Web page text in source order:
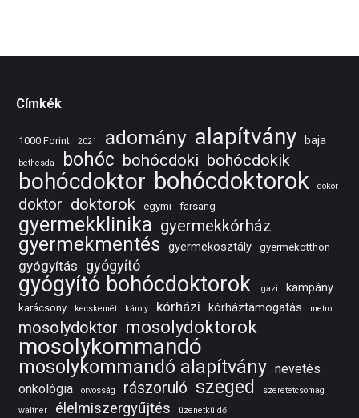
Címkék
1000 Forint 2021 adomány alapítvány baja
bethesda bohóc bohócdoki bohócdokik
bohócdoktor bohócdoktorok dokor
doktor doktorok egymi farsang
gyermekklinika gyermekkórház
gyermekmentés gyermekosztály gyermekotthon
gyógyítás gyógyító
gyógyító bohócdoktorok igazi kampány
karácsony kecskemét károly kórházi kórháztámogatás metro
mosolydoktor mosolydoktorok
mosolykommandó
mosolykommandó alapítvány nevetés
onkológia
orvosság rászoruló szeged
szeretetcsomag
waltner
élelmiszergyűjtés üzenetküldő